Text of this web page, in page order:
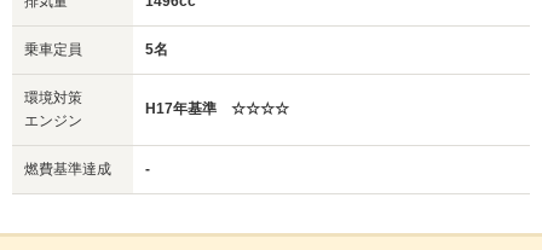
乗車定員 5名
環境対策
エンジン
H17年基準 ☆☆☆☆
燃費基準達成 -